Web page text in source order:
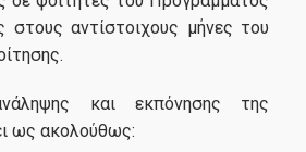
Σπουδών
Μαθήματα
Εργασία
στους αντίστοιχους μήνες του
και εκπόνησης της
ως ακολούθως: